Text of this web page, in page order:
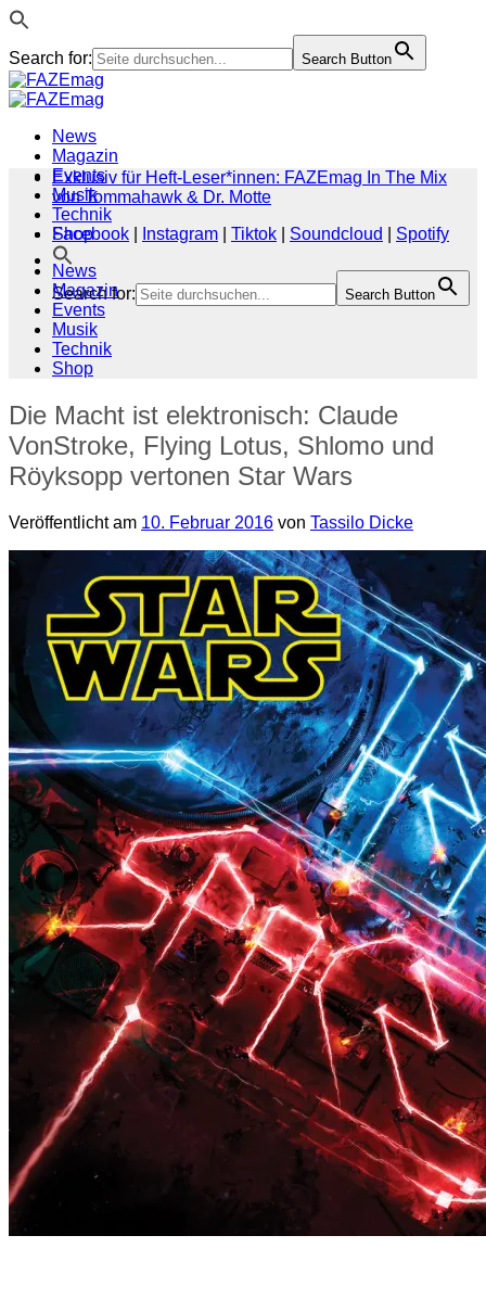
Search for: Search Button
Zum
Inhalt
News
Magazin
Events
Musik
Technik
Shop
Search for: Search Button
Exklusiv für Heft-Leser*innen: FAZEmag In The Mix
von Tommahawk & Dr. Motte
Facebook
Instagram Tiktok Soundcloud
Spotify
News
Magazin
Events
Musik
Technik
Shop
Die Macht ist elektronisch: Claude
VonStroke, Flying Lotus, Shlomo und
Röyksopp vertonen Star Wars
Veröffentlicht am 10. Februar 2016 von Tassilo Dicke